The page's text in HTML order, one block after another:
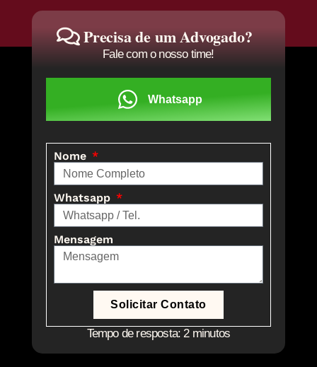
Precisa de um Advogado?
Fale com o nosso time!
Whatsapp
Nome
Whatsapp
Mensagem
Solicitar Contato
Tempo de resposta: 2 minutos